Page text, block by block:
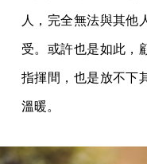
人，完全無法與其他
受。或許也是如此，
指揮間，也是放不下
溫暖。